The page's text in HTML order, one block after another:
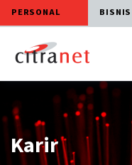
PERSONAL BISNIS
Karir